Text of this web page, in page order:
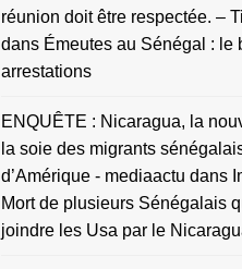
réunion doit être respectée. –
dans Émeutes au Sénégal : le
arrestations
ENQUÊTE : Nicaragua, la
la soie des migrants
d’Amérique - mediaactu dans
Mort de plusieurs Sénégalais
joindre les Usa par le